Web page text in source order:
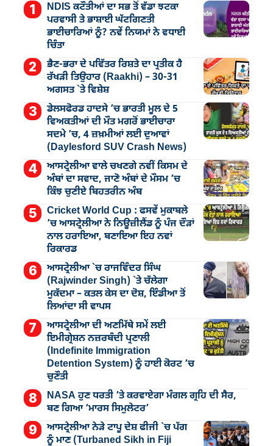
NDIS ਕਟੌਤੀਆਂ ਦਾ ਸਭ ਤੋਂ ਵੱਡਾ ਝਟਕਾ
ਪਰਵਾਸੀ ਤੇ ਭਾਸ਼ਾਈ ਘੱਟਗਿਣਤੀ
ਭਾਈਚਾਰਿਆਂ ਨੂੰ? ਨਵੇਂ ਨਿਯਮਾਂ ਨੇ ਵਧਾਈ
ਚਿੰਤਾ
ਭੈਣ-ਭਰਾ ਦੇ ਪਵਿੱਤਰ ਰਿਸ਼ਤੇ ਦਾ ਪ੍ਰਤੀਕ ਹੈ
ਰੱਖੜੀ ਤਿਉਹਾਰ (Raakhi) – 30-31
ਅਗਸਤ `ਤੇ ਵਿਸ਼ੇਸ਼
ਡੇਲਸਫੋਰਡ ਹਾਦਸੇ ’ਚ ਭਾਰਤੀ ਮੂਲ ਦੇ 5
ਵਿਅਕਤੀਆਂ ਦੀ ਮੌਤ ਮਗਰੋਂ ਭਾਈਚਾਰਾ
ਸਦਮੇ ’ਚ, 4 ਜ਼ਖ਼ਮੀਆਂ ਲਈ ਦੁਆਵਾਂ
(Daylesford SUV Crash News)
ਆਸਟ੍ਰੇਲੀਆ ਵਾਲੇ ਚਖਣਗੇ ਨਵੀਂ ਕਿਸਮ ਦੇ
ਅੰਬਾਂ ਦਾ ਸਵਾਦ, ਜਾਣੋ ਅੰਬਾਂ ਦੇ ਮੌਸਮ ’ਚ
ਕਿੰਝ ਚੁਣੀਏ ਬਿਹਤਰੀਨ ਅੰਬ
Cricket World Cup : ਫਸਵੇਂ ਮੁਕਾਬਲੇ
’ਚ ਆਸਟ੍ਰੇਲੀਆ ਨੇ ਨਿਊਜ਼ੀਲੈਂਡ ਨੂੰ ਪੰਜ ਦੌੜਾਂ
ਨਾਲ ਹਰਾਇਆ, ਬਣਾਇਆ ਇਹ ਨਵਾਂ
ਰਿਕਾਰਡ
ਆਸਟ੍ਰੇਲੀਆ `ਚ ਰਾਜਵਿੰਦਰ ਸਿੰਘ
(Rajwinder Singh) `ਤੇ ਚੱਲੇਗਾ
ਮੁੁਕੱਦਮਾ – ਕਤਲ ਕੇਸ ਦਾ ਦੋਸ਼, ਇੰਡੀਆ ਤੋਂ
ਲਿਆਂਦਾ ਸੀ ਵਾਪਸ
ਆਸਟ੍ਰੇਲੀਆ ਦੀ ਅਣਮਿੱਥੇ ਸਮੇਂ ਲਈ
ਇਮੀਗ੍ਰੇਸ਼ਨ ਨਜ਼ਰਬੰਦੀ ਪ੍ਰਣਾਲੀ
(Indefinite Immigration
Detention System) ਨੂੰ ਹਾਈ ਕੋਰਟ ’ਚ
ਚੁਣੌਤੀ
NASA ਹੁਣ ਧਰਤੀ ’ਤੇ ਕਰਵਾਏਗਾ ਮੰਗਲ ਗ੍ਰਹਿ ਦੀ ਸੈਰ,
ਬਣ ਗਿਆ ‘ਮਾਰਸ ਸਿਮੁਲੇਟਰ’
ਆਸਟ੍ਰੇਲੀਆ ਨੇੜੇ ਟਾਪੂ ਦੇਸ਼ ਫੀਜੀ `ਚ ਪੱਗ
ਨੂੰ ਮਾਣ (Turbaned Sikh in Fiji